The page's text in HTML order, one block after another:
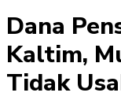
Dana
Kaltim,
Tidak